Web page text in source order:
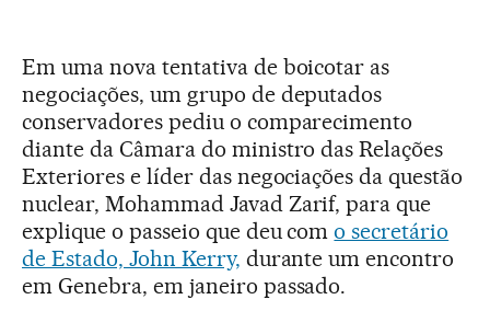
Em uma nova tentativa de boicotar as
negociações, um grupo de deputados
conservadores pediu o comparecimento
diante da Câmara do ministro das Relações
Exteriores e líder das negociações da questão
nuclear, Mohammad Javad Zarif, para que
explique o passeio que deu como secretário
de Estado, John Kerry, durante um encontro
em Genebra, em janeiro passado.